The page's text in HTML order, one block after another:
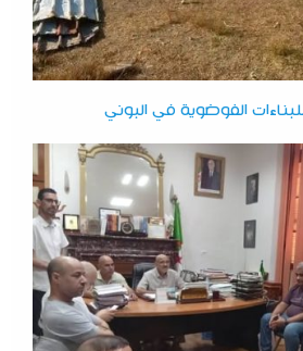
الفوضوية في البوني